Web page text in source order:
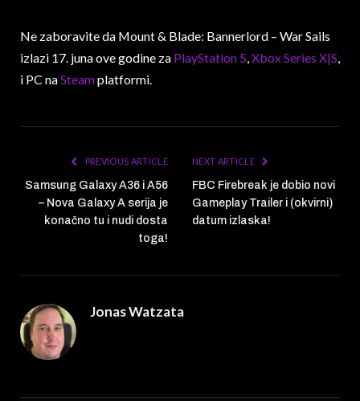
Ne zaboravite da Mount & Blade: Bannerlord – War Sails
izlazi 17. juna ove godine za PlayStation 5,Xbox Series X|S,
i PC naSteamplatformi.
PREVIOUS ARTICLE
Samsung Galaxy A36 i A56
– Nova Galaxy A serija je
konačno tu i nudi dosta
toga!
NEXT ARTICLE
FBC Firebreak je dobio novi
Gameplay Trailer i (okvirni)
datum izlaska!
Jonas Watzata